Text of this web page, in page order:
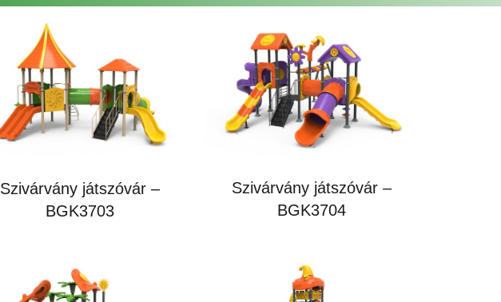
Szivárvány játszóvár –
BGK3703
Szivárvány játszóvár –
BGK3704